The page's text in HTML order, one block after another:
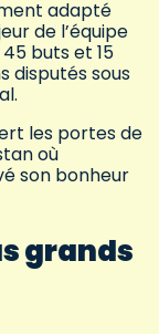
adapté
de l’équipe
buts et 15
disputés sous
les portes de
où
son bonheur
grands